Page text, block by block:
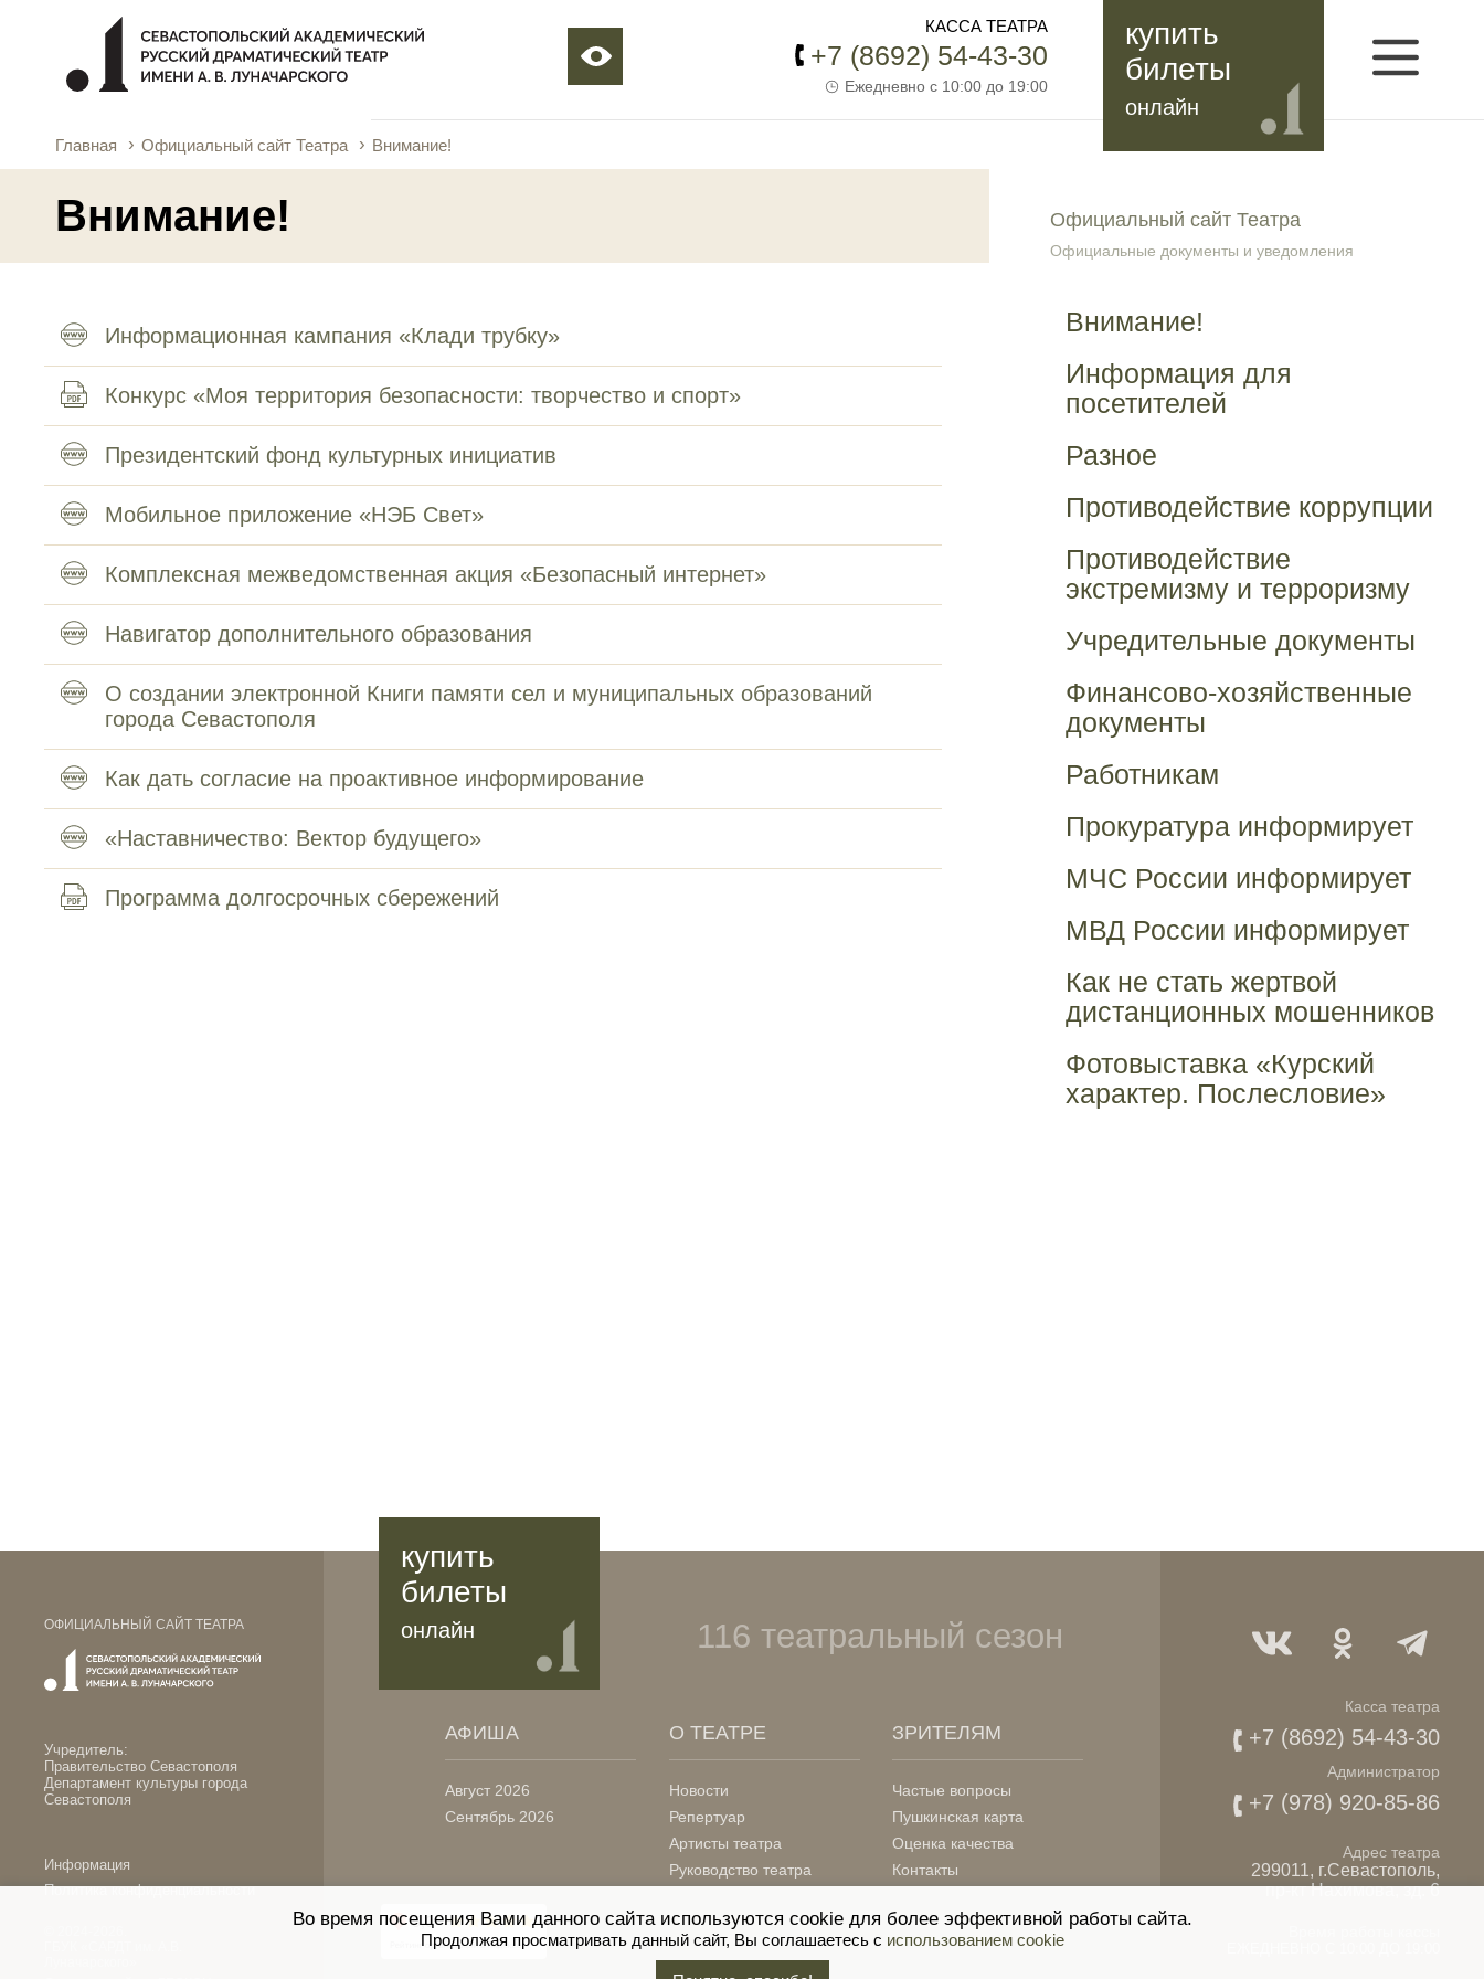
КАССА ТЕАТРА
+7 (8692) 54-43-30
Ежедневно с 10:00 до 19:00
купить
билеты
онлайн
Главная Официальный сайт Театра Внимание!
Внимание! Официальный сайт Театра
Официальные документы и уведомления
Информационная кампания «Клади трубку»
Конкурс «Моя территория безопасности: творчество и спорт»
Президентский фонд культурных инициатив
Мобильное приложение «НЭБ Свет»
Комплексная межведомственная акция «Безопасный интернет»
Навигатор дополнительного образования
О создании электронной Книги памяти сел и муниципальных образований
города Севастополя
Как дать согласие на проактивное информирование
«Наставничество: Вектор будущего»
Программа долгосрочных сбережений
Внимание!
Информация для
посетителей
Разное
Противодействие коррупции
Противодействие
экстремизму и терроризму
Учредительные документы
Финансово-хозяйственные
документы
Работникам
Прокуратура информирует
МЧС России информирует
МВД России информирует
Как не стать жертвой
дистанционных мошенников
Фотовыставка «Курский
характер. Послесловие»
ОФИЦИАЛЬНЫЙ САЙТ ТЕАТРА
Учредитель:
Правительство Севастополя
Департамент культуры города
Севастополя
Информация
Политика конфиденциальности
купить
билеты
онлайн 116 театральный сезон
АФИША
Август 2026
Сентябрь 2026
О ТЕАТРЕ
Новости
Репертуар
Артисты театра
Руководство театра
ЗРИТЕЛЯМ
Частые вопросы
Пушкинская карта
Оценка качества
Контакты
Касса театра
+7 (8692) 54-43-30
Администратор
+7 (978) 920-85-86
Адрес театра
299011, г.Севастополь,
пр-кт Нахимова, зд. 6
Во время посещения Вами данного сайта используются cookie для более эффективной работы сайта.
Продолжая просматривать данный сайт, Вы соглашаетесь с использованием cookie